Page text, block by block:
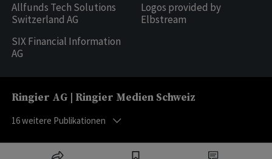
Allfunds Tech Solutions
Switzerland AG
SIX Financial Information
AG
Logos provided by
Elbstream
Ringier AG | Ringier Medien Schweiz
16weitere Publikationen